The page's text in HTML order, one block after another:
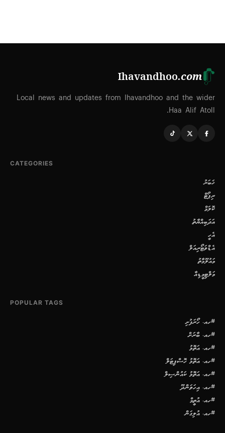
Ihavandhoo.com
Local news and updates from Ihavandhoo and the wider
Haa Alif Atoll.
CATEGORIES
ޚަބަރު
ރިޕޯޓް
ކޮލަމް
އަދަބިއްޔާތު
އެހީ
އެޑްވަޓޯރިއަލް
މައުލޫމާތު
މަލްޓިމީޑިއާ
POPULAR TAGS
#ހއ. ހޯރަފުށި
#ހއ. ބާރަށް
#ހއ. އަތޮޅު
#ހއ. އަތޮޅު ހޮސްޕިޓަލް
#ހއ. އަތޮޅު ކައުންސިލް
#ހއ. އިހަވަންދޫ
#ހއ. އުތީމް
#ހއ. އުލިގަން